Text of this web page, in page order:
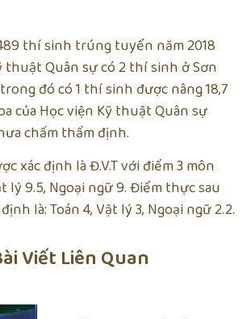
thí sinh trúng tuyển năm 2018
thuật Quân sự có 2 thí sinh ở Sơn
đó có 1 thí sinh được nâng 18,7
của Học viện Kỹ thuật Quân sự
chấm thẩm định.
xác định là Đ.V.T với điểm 3 môn
lý 9.5, Ngoại ngữ 9. Điểm thực sau
là: Toán 4, Vật lý 3, Ngoại ngữ 2.2.
Viết Liên Quan